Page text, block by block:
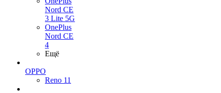
Nord CE
3 Lite 5G
OnePlus
Nord CE
4
Ещё
OPPO
Reno 11